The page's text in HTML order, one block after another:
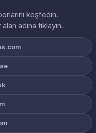
keşfedin.
adına tıklayın.